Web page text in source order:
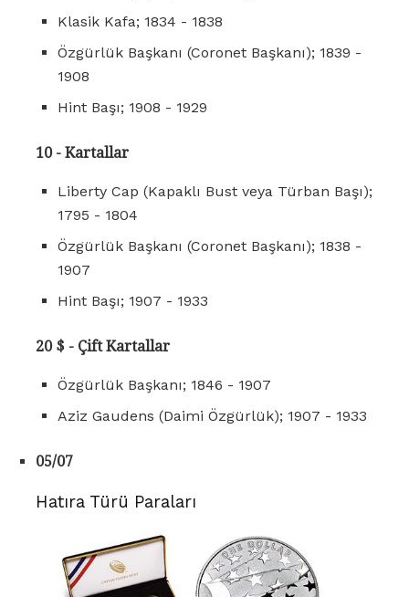
Klasik Kafa; 1834 - 1838
Özgürlük Başkanı (Coronet Başkanı); 1839 -
1908
Hint Başı; 1908 - 1929
10 - Kartallar
Liberty Cap (Kapaklı Bust veya Türban Başı);
1795 - 1804
Özgürlük Başkanı (Coronet Başkanı); 1838 -
1907
Hint Başı; 1907 - 1933
20 $ - Çift Kartallar
Özgürlük Başkanı; 1846 - 1907
Aziz Gaudens (Daimi Özgürlük); 1907 - 1933
05/07
Hatıra Türü Paraları